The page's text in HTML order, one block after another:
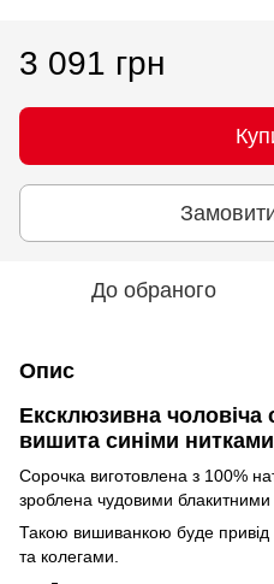
3 091 грн
До обраного
Опис
Ексклюзивна
вишита синіми нитками
Сорочка виготовлена з 100%
зроблена чудовими
Такою вишиванкою буде привід
та колегами.